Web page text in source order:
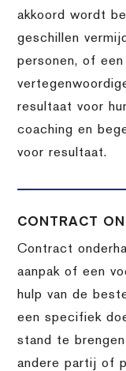
akkoord wordt
geschillen
personen, of
resultaat voor
coaching en
voor resultaat.
CONTRACT
Contract
aanpak of een
hulp van de
een specifiek
stand te
andere partij of